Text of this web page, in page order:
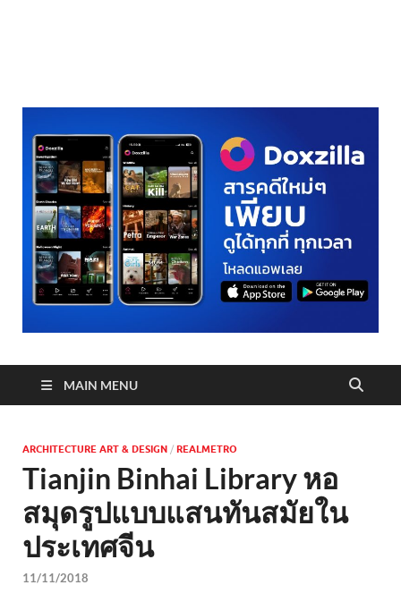
MAIN MENU
ARCHITECTURE ART & DESIGN / REALMETRO
Tianjin Binhai Library หอ
สมุดรูปแบบแสนทันสมัยใน
ประเทศจีน
11/11/2018